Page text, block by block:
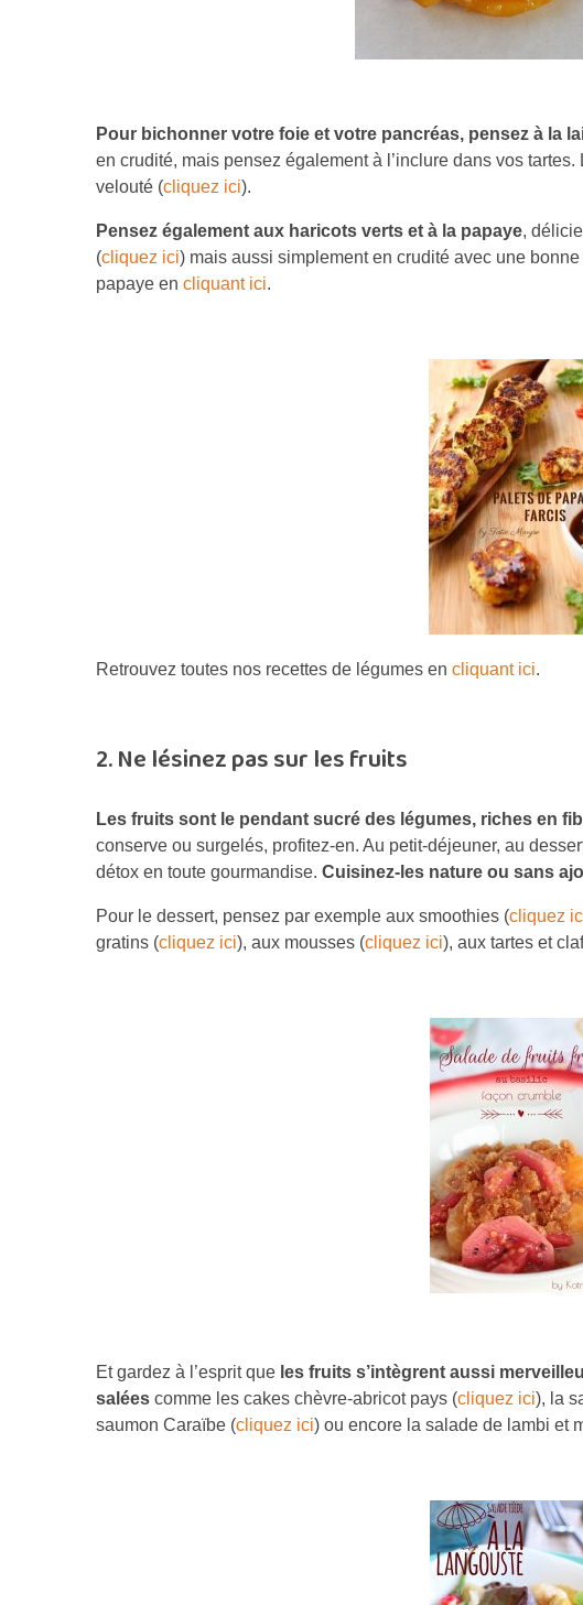
Pour bichonner votre foie et votre pancréas, pensez à la
en crudité, mais pensez également à l’inclure dans vos
velouté (cliquez ici).
Pensez également aux haricots verts et à la papaye,
(cliquez ici) mais aussi simplement en crudité avec une
papaye en cliquant ici.
Retrouvez toutes nos recettes de légumes en cliquant ici.
2. Ne lésinez pas sur les fruits
Les fruits sont le pendant sucré des légumes, riches en
conserve ou surgelés, profitez-en. Au petit-déjeuner, au
détox en toute gourmandise. Cuisinez-les nature ou sans
Pour le dessert, pensez par exemple aux smoothies (cliquez
gratins (cliquez ici), aux mousses (cliquez ici), aux tartes et
Et gardez à l’esprit que les fruits s’intègrent aussi
salées comme les cakes chèvre-abricot pays (cliquez ici), la
saumon Caraïbe (cliquez ici) ou encore la salade de lambi et